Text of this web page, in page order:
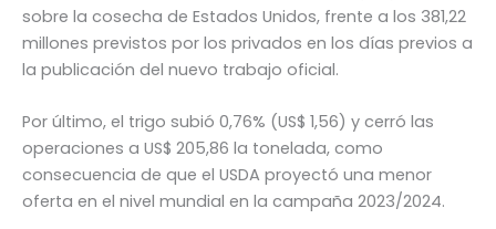
sobre la cosecha de Estados Unidos, frente a los 381,22
millones previstos por los privados en los días previos a
la publicación del nuevo trabajo oficial.
Por último, el trigo subió 0,76% (US$ 1,56) y cerró las
operaciones a US$ 205,86 la tonelada, como
consecuencia de que el USDA proyectó una menor
oferta en el nivel mundial en la campaña 2023/2024.